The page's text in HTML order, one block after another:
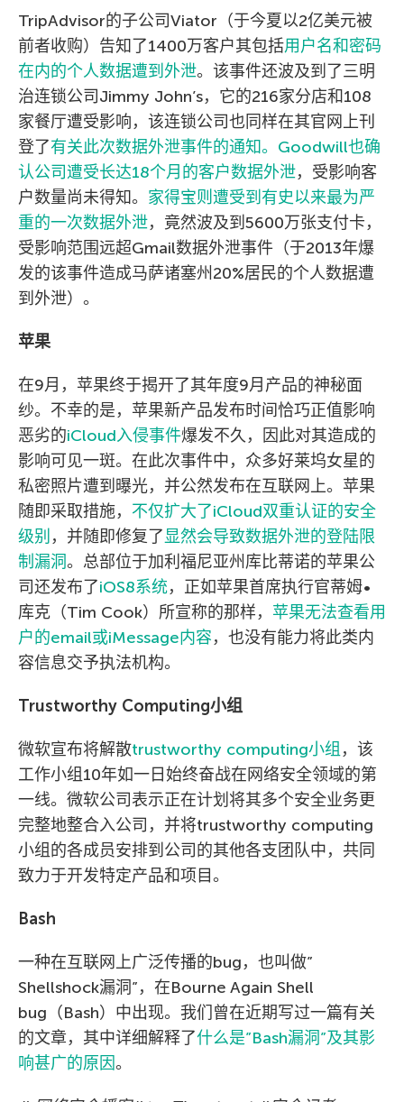
TripAdvisor的子公司Viator（于今夏以2亿美元被
前者收购）告知了1400万客户其包括用户名和密码
在内的个人数据遭到外泄。该事件还波及到了三明
治连锁公司Jimmy John’s，它的216家分店和108
家餐厅遭受影响，该连锁公司也同样在其官网上刊
登了有关此次数据外泄事件的通知。Goodwill也确
认公司遭受长达18个月的客户数据外泄，受影响客
户数量尚未得知。 家得宝则遭受到有史以来最为严
重的一次数据外泄，竟然波及到5600万张支付卡，
受影响范围远超Gmail数据外泄事件（于2013年爆
发的该事件造成马萨诸塞州20%居民的个人数据遭
到外泄）。
苹果
在9月，苹果终于揭开了其年度9月产品的神秘面
纱。不幸的是，苹果新产品发布时间恰巧正值影响
恶劣的iCloud入侵事件爆发不久，因此对其造成的
影响可见一斑。在此次事件中，众多好莱坞女星的
私密照片遭到曝光，并公然发布在互联网上。苹果
随即采取措施， 不仅扩大了iCloud双重认证的安全
级别 ，并随即修复了显然会导致数据外泄的登陆限
制漏洞。总部位于加利福尼亚州库比蒂诺的苹果公
司还发布了iOS8系统，正如苹果首席执行官蒂姆•
库克（Tim Cook）所宣称的那样， 苹果无法查看用
户的email或iMessage内容，也没有能力将此类内
容信息交予执法机构。
Trustworthy Computing小组
微软宣布将解散trustworthy computing小组 ，该
工作小组10年如一日始终奋战在网络安全领域的第
一线。微软公司表示正在计划将其多个安全业务更
完整地整合入公司，并将trustworthy computing
小组的各成员安排到公司的其他各支团队中，共同
致力于开发特定产品和项目。
Bash
一种在互联网上广泛传播的bug，也叫做”
Shellshock漏洞”，在Bourne Again Shell
bug（Bash）中出现。我们曾在近期写过一篇有关
的文章，其中详细解释了什么是”Bash漏洞”及其影
响甚广的原因。